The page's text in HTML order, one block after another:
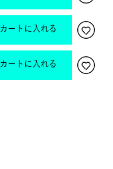
カートに入れる
カートに入れる